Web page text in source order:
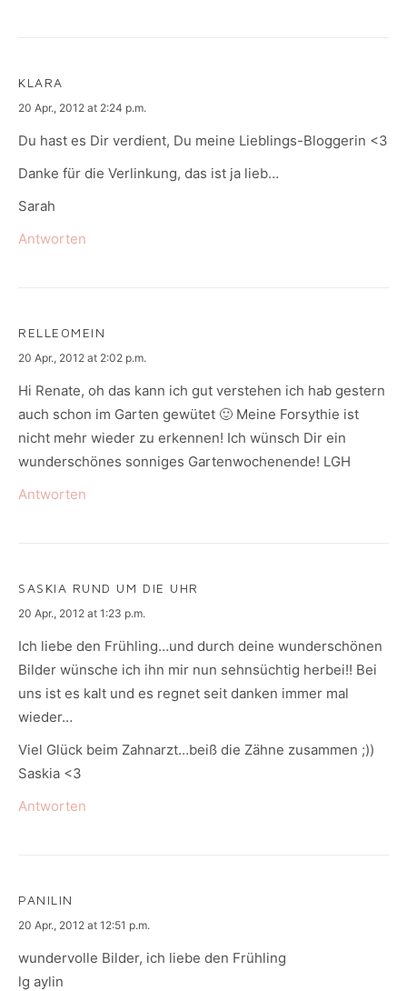
KLARA
says:
20 Apr., 2012 at 2:24 p.m.
Du hast es Dir verdient, Du meine Lieblings-Bloggerin <3
Danke für die Verlinkung, das ist ja lieb…
Sarah
Antworten
RELLEOMEIN
says:
20 Apr., 2012 at 2:02 p.m.
Hi Renate, oh das kann ich gut verstehen ich hab gestern
auch schon im Garten gewütet 🙂 Meine Forsythie ist
nicht mehr wieder zu erkennen! Ich wünsch Dir ein
wunderschönes sonniges Gartenwochenende! LGH
Antworten
SASKIA RUND UM DIE UHR
says:
20 Apr., 2012 at 1:23 p.m.
Ich liebe den Frühling…und durch deine wunderschönen
Bilder wünsche ich ihn mir nun sehnsüchtig herbei!! Bei
uns ist es kalt und es regnet seit danken immer mal
wieder…
Viel Glück beim Zahnarzt…beiß die Zähne zusammen ;))
Saskia <3
Antworten
PANILIN
says:
20 Apr., 2012 at 12:51 p.m.
wundervolle Bilder, ich liebe den Frühling
lg aylin